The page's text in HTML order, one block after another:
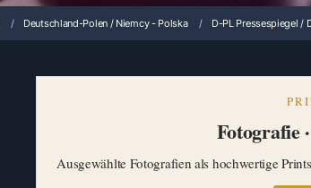
Deutschland-Polen / Niemcy - Polska D-PL Pressespiegel /
Fotografie
Ausgewählte Fotografien als hochwertige